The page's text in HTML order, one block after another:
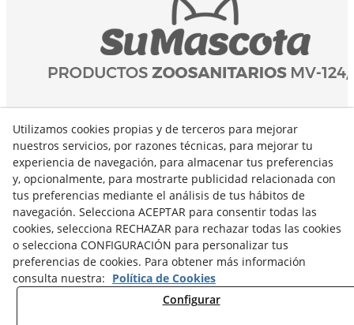
Utilizamos cookies propias y de terceros para mejorar
nuestros servicios, por razones técnicas, para mejorar tu
experiencia de navegación, para almacenar tus preferencias
y, opcionalmente, para mostrarte publicidad relacionada con
tus preferencias mediante el análisis de tus hábitos de
navegación. Selecciona ACEPTAR para consentir todas las
cookies, selecciona RECHAZAR para rechazar todas las cookies
o selecciona CONFIGURACIÓN para personalizar tus
preferencias de cookies. Para obtener más información
consulta nuestra: Política de Cookies
Configurar